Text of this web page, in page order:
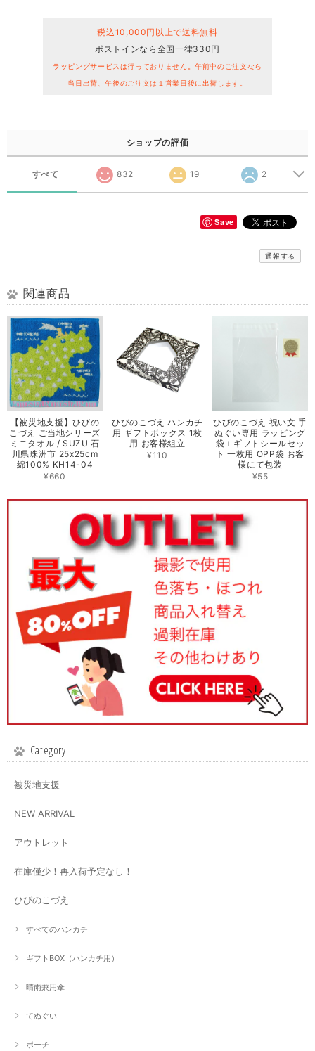
税込10,000円以上で送料無料
ポストインなら全国一律330円
ラッピングサービスは行っておりません。午前中のご注文なら
当日出荷、午後のご注文は１営業日後に出荷します。
ショップの評価
すべて 832 19 2
Save
通報する
関連商品
【被災地支援】ひびの
こづえ ご当地シリーズ
ミニタオル / SUZU 石
川県珠洲市 25x25cm
綿100% KH14-04
¥660
ひびのこづえ ハンカチ
用 ギフトボックス 1枚
用 お客様組立
¥110
ひびのこづえ 祝い文 手
ぬぐい専用 ラッピング
袋＋ギフトシールセッ
ト 一枚用 OPP袋 お客
様にて包装
¥55
Category
被災地支援
NEW ARRIVAL
アウトレット
在庫僅少！再入荷予定なし！
ひびのこづえ
すべてのハンカチ
ギフトBOX（ハンカチ用）
晴雨兼用傘
てぬぐい
ポーチ